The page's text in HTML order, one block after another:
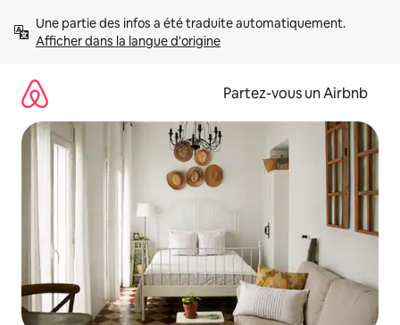
directement
Afficher dans la langue d'origine
Partez-vous un Airbnb